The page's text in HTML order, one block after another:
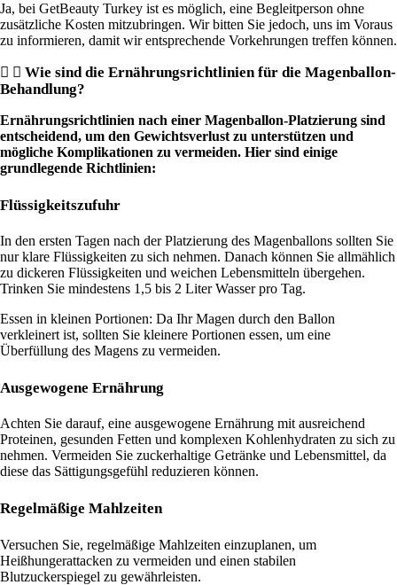
Ja, bei GetBeauty Turkey ist es möglich, eine Begleitperson ohne
zusätzliche Kosten mitzubringen. Wir bitten Sie jedoch, uns im Voraus
zu informieren, damit wir entsprechende Vorkehrungen treffen können.
Wie sind die Ernährungsrichtlinien für die Magenballon-
Behandlung?
Ernährungsrichtlinien nach einer Magenballon-Platzierung sind
entscheidend, um den Gewichtsverlust zu unterstützen und
mögliche Komplikationen zu vermeiden. Hier sind einige
grundlegende Richtlinien:
Flüssigkeitszufuhr
In den ersten Tagen nach der Platzierung des Magenballons sollten Sie
nur klare Flüssigkeiten zu sich nehmen. Danach können Sie allmählich
zu dickeren Flüssigkeiten und weichen Lebensmitteln übergehen.
Trinken Sie mindestens 1,5 bis 2 Liter Wasser pro Tag.
Essen in kleinen Portionen: Da Ihr Magen durch den Ballon
verkleinert ist, sollten Sie kleinere Portionen essen, um eine
Überfüllung des Magens zu vermeiden.
Ausgewogene Ernährung
Achten Sie darauf, eine ausgewogene Ernährung mit ausreichend
Proteinen, gesunden Fetten und komplexen Kohlenhydraten zu sich zu
nehmen. Vermeiden Sie zuckerhaltige Getränke und Lebensmittel, da
diese das Sättigungsgefühl reduzieren können.
Regelmäßige Mahlzeiten
Versuchen Sie, regelmäßige Mahlzeiten einzuplanen, um
Heißhungerattacken zu vermeiden und einen stabilen
Blutzuckerspiegel zu gewährleisten.